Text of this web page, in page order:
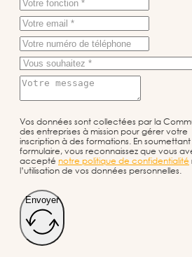
Vos données sont collectées par la
des entreprises à mission pour gérer votre
inscription à des formations. En
formulaire, vous reconnaissez que vous
accepté notre politique de confidentialité
l’utilisation de vos données personnelles.
Envoyer